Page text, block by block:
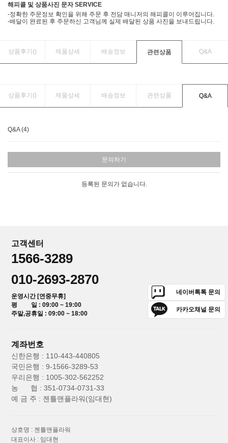
해피콜 및 상품사진 문자 SERVICE
-정확한 주문정보 확인을 위해 주문 후 전담 매니저의 해피콜이 이루어집니다.
-배달이 완료된 후 주문하신 고객님께 실제 배달된 상품 사진을 보내드립니다.
상품후기() 제품상세 배송정보 관련상품 Q&A
상품후기() 제품상세 배송정보 관련상품 Q&A
Q&A (4)
문의하기
등록된 문의가 없습니다.
고객센터
1566-3289
010-2693-2870
운영시간 [연중무휴]
평 일 : 09:00 ~ 19:00
주말,공휴일 : 09:00 ~ 18:00
네이버톡톡 문의
카카오채널 문의
계좌번호
신한은행 : 110-443-440805
국민은행 : 9-1566-3289-53
우리은행 : 1005-302-562252
농 협 : 351-0734-0731-33
예 금 주 : 젠틀맨플라워(임대현)
상호명 : 젠틀맨플라워
대표이사 : 임대현